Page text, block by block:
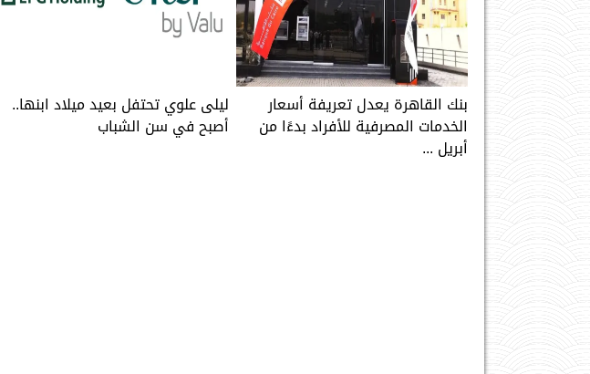
بنك القاهرة يعدل تعريفة أسعار
الخدمات المصرفية للأفراد بدءًا من
أبريل ...
ليلى علوي تحتفل بعيد ميلاد ابنها..
أصبح في سن الشباب